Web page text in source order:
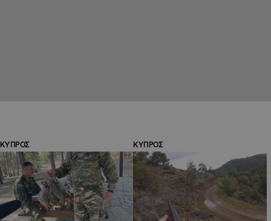
ΚΥΠΡΟΣ ΚΥΠΡΟΣ